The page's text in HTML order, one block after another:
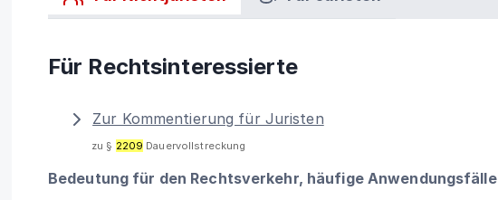
Für Rechtsinteressierte
Zur Kommentierung für Juristen
zu § 2209 Dauervollstreckung
Bedeutung für den Rechtsverkehr, häufige Anwendungsfälle